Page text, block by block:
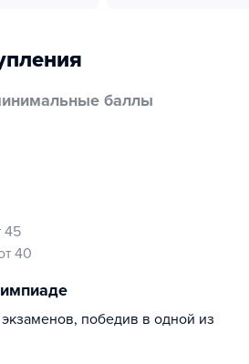
баллы
45
40
победив в одной из